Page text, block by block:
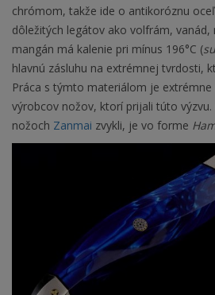
chrómom, takže ide o antikoróznu
dôležitých legátov ako volfrám, vanád,
mangán má kalenie pri mínus 196°C (
hlavnú zásluhu na extrémnej tvrdosti,
Práca s týmto materiálom je
výrobcov nožov, ktorí prijali túto
nožoch Zanmai zvykli, je vo forme